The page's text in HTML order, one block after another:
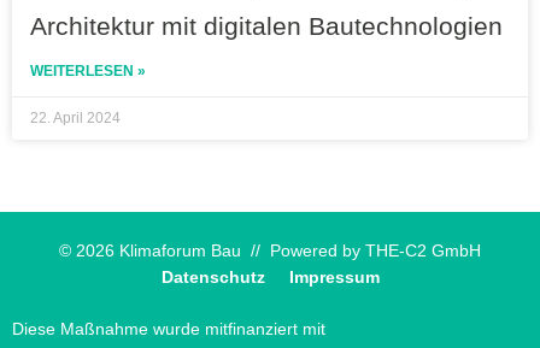
Architektur mit digitalen Bautechnologien
WEITERLESEN »
22. April 2024
© 2026 Klimaforum Bau // Powered by THE-C2 GmbH
Datenschutz
Impressum
Diese Maßnahme wurde mitfinanziert mit